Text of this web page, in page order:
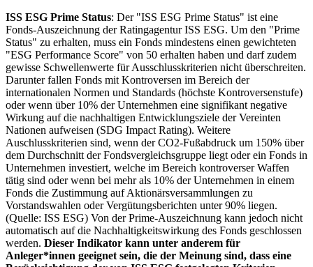
ISS ESG Prime Status: Der "ISS ESG Prime Status" ist eine
Fonds-Auszeichnung der Ratingagentur ISS ESG. Um den "Prime
Status" zu erhalten, muss ein Fonds mindestens einen gewichteten
"ESG Performance Score" von 50 erhalten haben und darf zudem
gewisse Schwellenwerte für Ausschlusskriterien nicht überschreiten.
Darunter fallen Fonds mit Kontroversen im Bereich der
internationalen Normen und Standards (höchste Kontroversenstufe)
oder wenn über 10% der Unternehmen eine signifikant negative
Wirkung auf die nachhaltigen Entwicklungsziele der Vereinten
Nationen aufweisen (SDG Impact Rating). Weitere
Auschlusskriterien sind, wenn der CO2-Fußabdruck um 150% über
dem Durchschnitt der Fondsvergleichsgruppe liegt oder ein Fonds in
Unternehmen investiert, welche im Bereich kontroverser Waffen
tätig sind oder wenn bei mehr als 10% der Unternehmen in einem
Fonds die Zustimmung auf Aktionärsversammlungen zu
Vorstandswahlen oder Vergütungsberichten unter 90% liegen.
(Quelle: ISS ESG) Von der Prime-Auszeichnung kann jedoch nicht
automatisch auf die Nachhaltigkeitswirkung des Fonds geschlossen
werden. Dieser Indikator kann unter anderem für
Anleger*innen geeignet sein, die der Meinung sind, dass eine